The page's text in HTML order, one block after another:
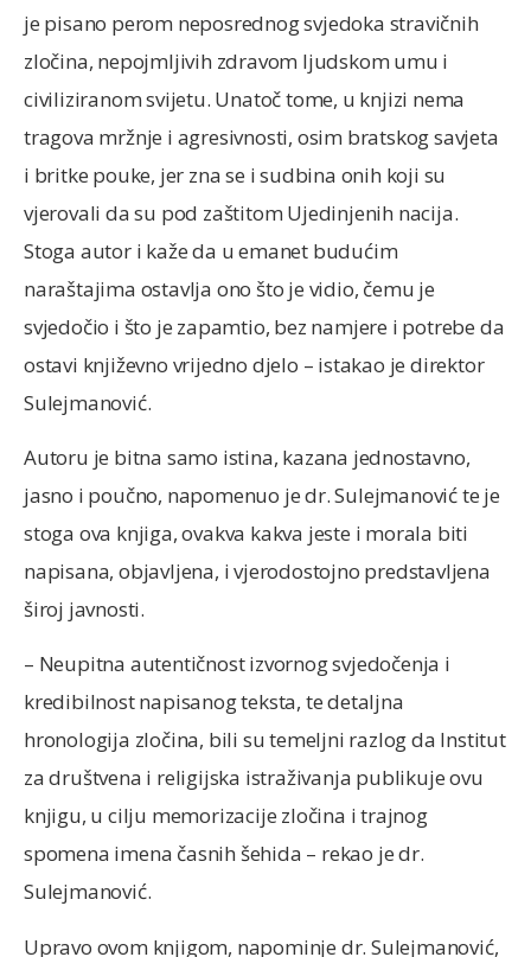
je pisano perom neposrednog svjedoka stravičnih
zločina, nepojmljivih zdravom ljudskom umu i
civiliziranom svijetu. Unatoč tome, u knjizi nema
tragova mržnje i agresivnosti, osim bratskog savjeta
i britke pouke, jer zna se i sudbina onih koji su
vjerovali da su pod zaštitom Ujedinjenih nacija.
Stoga autor i kaže da u emanet budućim
naraštajima ostavlja ono što je vidio, čemu je
svjedočio i što je zapamtio, bez namjere i potrebe da
ostavi književno vrijedno djelo – istakao je direktor
Sulejmanović.
Autoru je bitna samo istina, kazana jednostavno,
jasno i poučno, napomenuo je dr. Sulejmanović te je
stoga ova knjiga, ovakva kakva jeste i morala biti
napisana, objavljena, i vjerodostojno predstavljena
široj javnosti.
– Neupitna autentičnost izvornog svjedočenja i
kredibilnost napisanog teksta, te detaljna
hronologija zločina, bili su temeljni razlog da Institut
za društvena i religijska istraživanja publikuje ovu
knjigu, u cilju memorizacije zločina i trajnog
spomena imena časnih šehida – rekao je dr.
Sulejmanović.
Upravo ovom knjigom, napominje dr. Sulejmanović,